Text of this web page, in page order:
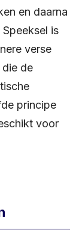
en daarna
is
verse
de
principe
voor